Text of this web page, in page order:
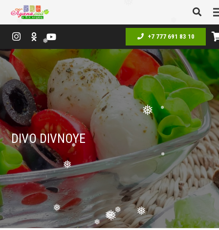
❅
❅
❅
❅
❅
❅ ❅
❅
❅
+7 777 691 83 10
DIVO DIVNOYE